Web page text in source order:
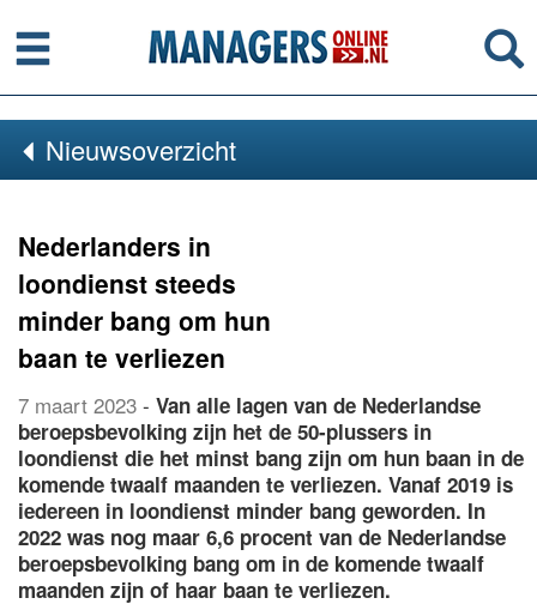
Menu
Nieuwsoverzicht
Nederlanders in
loondienst steeds
minder bang om hun
baan te verliezen
7 maart 2023 - Van alle lagen van de Nederlandse
beroepsbevolking zijn het de 50-plussers in
loondienst die het minst bang zijn om hun baan in de
komende twaalf maanden te verliezen. Vanaf 2019 is
iedereen in loondienst minder bang geworden. In
2022 was nog maar 6,6 procent van de Nederlandse
beroepsbevolking bang om in de komende twaalf
maanden zijn of haar baan te verliezen.